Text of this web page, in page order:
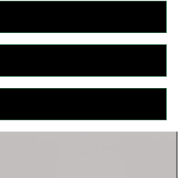
ob Sie zwei, drei oder
einen lässigen Look zu